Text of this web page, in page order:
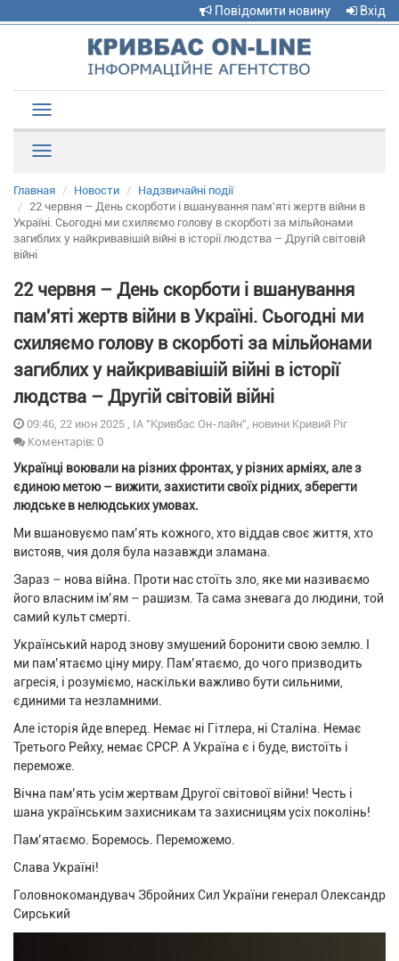
Повідомити новину Вхід
navigation
Главная Новости
Надзвичайні події
22 червня – День скорботи і вшанування пам'яті жертв війни в
Україні. Сьогодні ми схиляємо голову в скорботі за мільйонами
загиблих у найкривавішій війні в історії людства – Другій світовій
війні
22 червня – День скорботи і вшанування
пам'яті жертв війни в Україні. Сьогодні ми
схиляємо голову в скорботі за мільйонами
загиблих у найкривавішій війні в історії
людства – Другій світовій війні
09:46, 22 июн 2025 , ІА "Кривбас Он-лайн", новини Кривий Ріг
Коментарів: 0
Українці воювали на різних фронтах, у різних арміях, але з
єдиною метою – вижити, захистити своїх рідних, зберегти
людське в нелюдських умовах.
Ми вшановуємо пам’ять кожного, хто віддав своє життя, хто
вистояв, чия доля була назавжди зламана.
Зараз – нова війна. Проти нас стоїть зло, яке ми називаємо
його власним ім’ям – рашизм. Та сама зневага до людини, той
самий культ смерті.
Український народ знову змушений боронити свою землю. І
ми пам’ятаємо ціну миру. Пам’ятаємо, до чого призводить
агресія, і розуміємо, наскільки важливо бути сильними,
єдиними та незламними.
Але історія йде вперед. Немає ні Гітлера, ні Сталіна. Немає
Третього Рейху, немає СРСР. А Україна є і буде, вистоїть і
переможе.
Вічна пам’ять усім жертвам Другої світової війни! Честь і
шана українським захисникам та захисницям усіх поколінь!
Пам’ятаємо. Боремось. Переможемо.
Слава Україні!
Головнокомандувач Збройних Сил України генерал Олександр
Сирський